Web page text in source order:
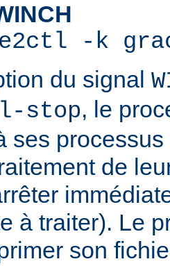
-k
du signal
stop, le
ses
de
à traiter). Le
son